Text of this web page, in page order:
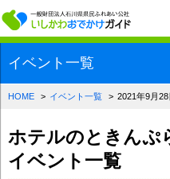
イベント一覧
HOME イベント一覧 2021年9月28
ホテルのときんぷ
イベント一覧